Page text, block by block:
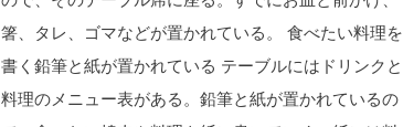
箸、タレ、ゴマなどが置かれている。 食べたい料理を
書く鉛筆と紙が置かれている テーブルにはドリンクと
料理のメニュー表がある。鉛筆と紙が置かれているの